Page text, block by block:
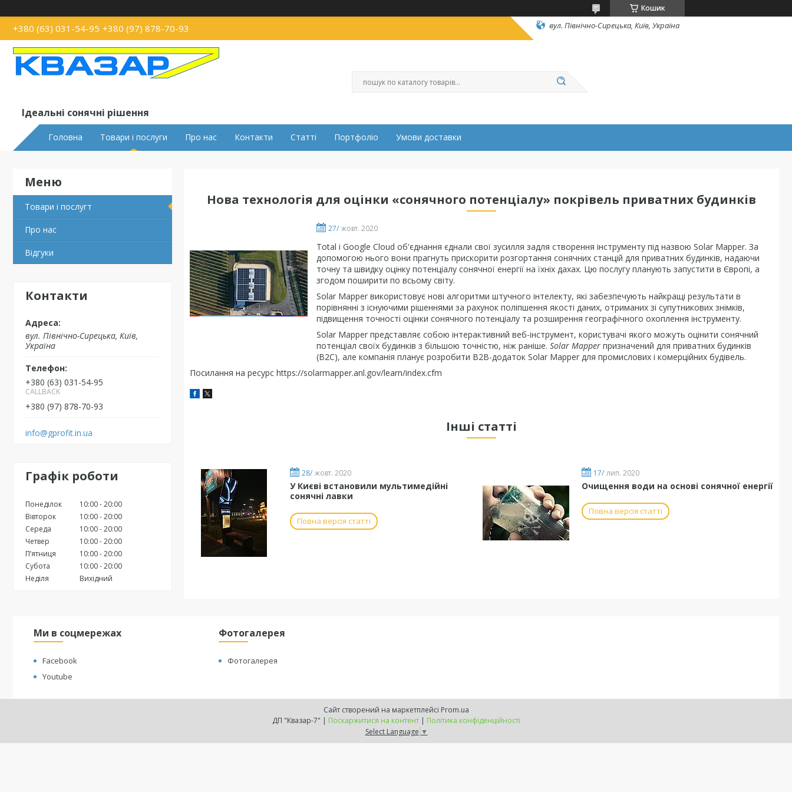
Кошик
+380 (63) 031-54-95 +380 (97) 878-70-93 вул. Північно-Сирецька, Київ, Україна
Ідеальні сонячні рішення
Головна Товари і послуги Про нас Контакти Статті Портфоліо Умови доставки
Товари і послугт
Про нас
Відгуки
Контакти
вул. Північно-Сирецька, Київ,
Україна
+380 (63) 031-54-95
CALLBACK
+380 (97) 878-70-93
info@gprofit.in.ua
Графік роботи
Понеділок 10:00 20:00
Вівторок
10:00 20:00
Середа
10:00 20:00
Четвер
10:00 20:00
Пʼятниця
10:00 20:00
Субота
10:00 20:00
Неділя
Вихідний
Нова технологія для оцінки «сонячного потенціалу» покрівель приватних будинків
27/ жовт. 2020
Total і Google Cloud об'єднання єднали свої зусилля задля створення інструменту під назвою Solar Mapper. За
допомогою нього вони прагнуть прискорити розгортання сонячних станцій для приватних будинків, надаючи
точну та швидку оцінку потенціалу сонячної енергії на їхніх дахах. Цю послугу планують запустити в Європі, а
згодом поширити по всьому світу.
Solar Mapper використовує нові алгоритми штучного інтелекту, які забезпечують найкращі результати в
порівнянні з існуючими рішеннями за рахунок поліпшення якості даних, отриманих зі супутникових знімків,
підвищення точності оцінки сонячного потенціалу та розширення географічного охоплення інструменту.
Solar Mapper представляє собою інтерактивний веб-інструмент, користувачі якого можуть оцінити сонячний
потенціал своїх будинків з більшою точністю, ніж раніше. Solar Mapper призначений для приватних будинків
(B2C), але компанія планує розробити B2B-додаток Solar Mapper для промислових і комерційних будівель.
Посилання на ресурс https://solarmapper.anl.gov/learn/index.cfm
Інші статті
28/ жовт. 2020
У Києві встановили мультимедійні
сонячні лавки
Повна версія статті
17/ лип. 2020
Очищення води на основі сонячної енергії
Повна версія статті
Ми в соцмережах
Facebook
Youtube
Фотогалерея
Фотогалерея
Сайт створений на маркетплейсі Prom.ua
ДП "Квазар-7" | Поскаржитися на контент | Політика конфіденційності
Select Language ▼